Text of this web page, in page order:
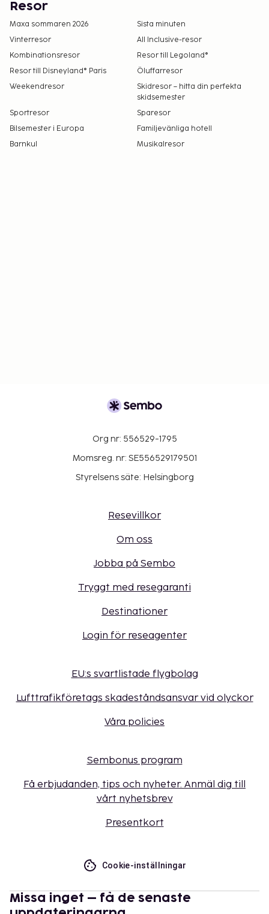
Resor
Maxa sommaren 2026
Sista minuten
Vinterresor
All Inclusive-resor
Kombinationsresor
Resor till Legoland®
Resor till Disneyland® Paris
Öluffarresor
Weekendresor
Skidresor – hitta din perfekta
skidsemester
Sportresor
Sparesor
Bilsemester i Europa
Familjevänliga hotell
Barnkul
Musikalresor
Org nr: 556529-1795
Momsreg. nr: SE556529179501
Styrelsens säte: Helsingborg
Resevillkor
Om oss
Jobba på Sembo
Tryggt med resegaranti
Destinationer
Login för reseagenter
EU:s svartlistade flygbolag
Lufttrafikföretags skadeståndsansvar vid olyckor
Våra policies
Sembonus program
Få erbjudanden, tips och nyheter. Anmäl dig till
vårt nyhetsbrev
Presentkort
Cookie-inställningar
Missa inget – få de senaste